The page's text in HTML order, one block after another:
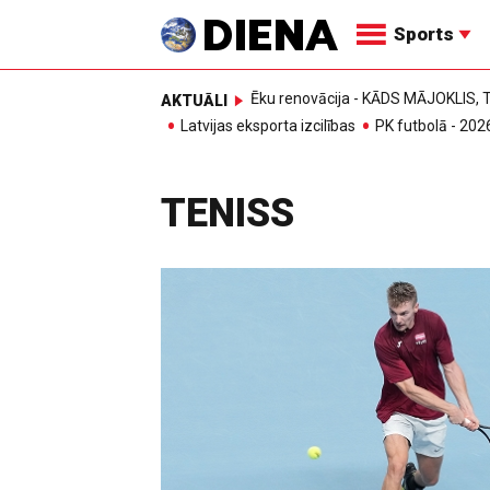
Sports
AKTUĀLI
Ēku renovācija - KĀDS MĀJOKLIS,
Latvijas eksporta izcilības
PK futbolā -
TENISS